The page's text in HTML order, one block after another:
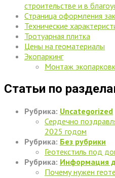
строительстве и в
Страница оформления
Технические
Тротуарная плитка
Цены на геоматериалы
Экопаркинг
Монтаж
Статьи по
Рубрика: Uncategorized
Сердечно
2025 годом
Рубрика: Без рубрики
Геотекстиль под
Рубрика: Информация
Почему нужен